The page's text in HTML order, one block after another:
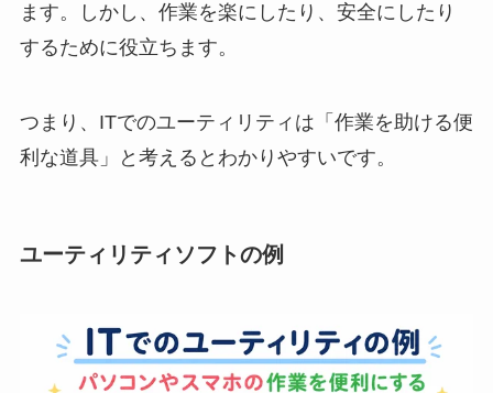
ます。しかし、作業を楽にしたり、安全にしたり
するために役立ちます。
つまり、ITでのユーティリティは「作業を助ける便
利な道具」と考えるとわかりやすいです。
ユーティリティソフトの例